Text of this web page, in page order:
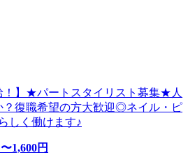
！】★パートスタイリスト募集★人
？復職希望の方大歓迎◎ネイル・ピ
しく働けます♪
1,600円